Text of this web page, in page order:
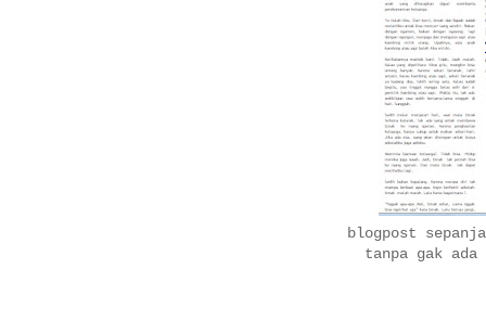
blogpost
tanpa gak ada